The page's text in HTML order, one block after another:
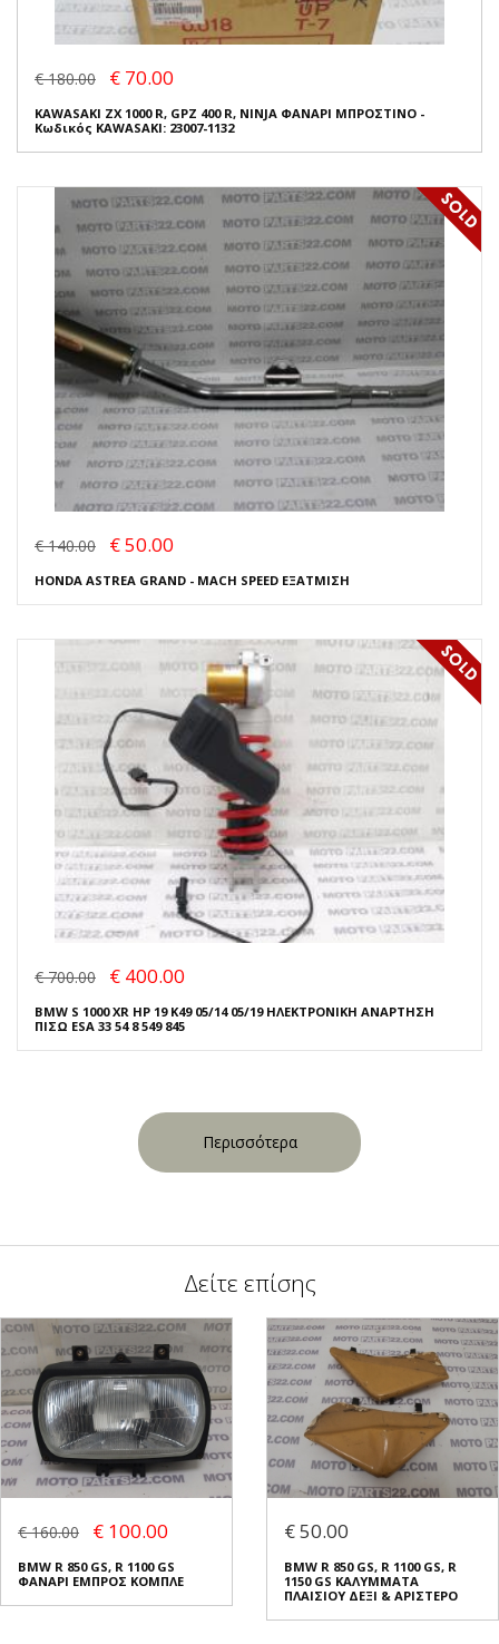
€ 180.00 € 70.00
KAWASAKI ZX 1000 R, GPZ 400 R, NINJA ΦΑΝΑΡΙ ΜΠΡΟΣΤΙΝΟ -
Κωδικός KAWASAKI: 23007-1132
€ 140.00 € 50.00
HONDA ASTREA GRAND - MACH SPEED ΕΞΑΤΜΙΣΗ
€ 700.00 € 400.00
BMW S 1000 XR HP 19 K49 05/14 05/19 ΗΛΕΚΤΡΟΝΙΚΗ ΑΝΑΡΤΗΣΗ
ΠΙΣΩ ESA 33 54 8 549 845
Περισσότερα
Δείτε επίσης
€ 160.00 € 100.00
BMW R 850 GS, R 1100 GS
ΦΑΝΑΡΙ ΕΜΠΡΟΣ ΚΟΜΠΛΕ
€ 50.00
BMW R 850 GS, R 1100 GS, R
1150 GS ΚΑΛΥΜΜΑΤΑ
ΠΛΑΙΣΙΟΥ ΔΕΞΙ & ΑΡΙΣΤΕΡΟ